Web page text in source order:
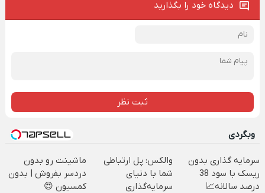
دیدگاه خود را بگذارید
ثبت نظر
وبگردی
سرمایه گذاری بدون
ریسک با سود 38
درصد سالانه📈
والکس: پل ارتباطی
شما با دنیای
سرمایه‌گذاری
ماشینت رو بدون
دردسر بفروش | بدون
کمسیون 😍